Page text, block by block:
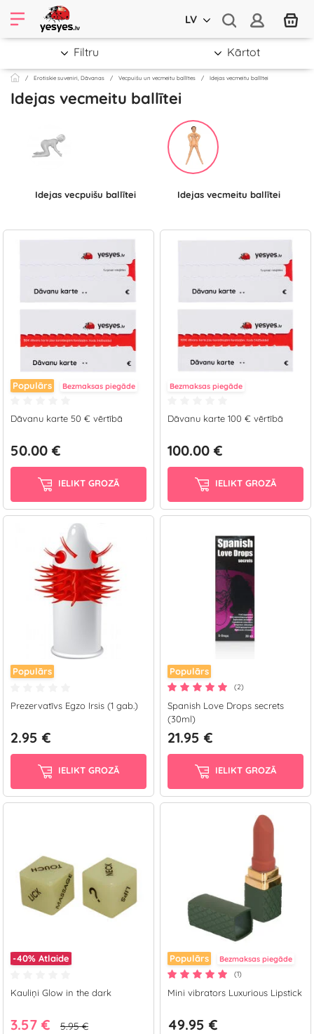
LV
Erotiskie suveniri, Dāvanas Vecpuišu un vecmeitu ballītes Idejas vecmeitu ballītei
Filtru Kārtot
Idejas vecmeitu ballītei
Idejas vecpuišu ballītei Idejas vecmeitu ballītei
Populārs Bezmaksas piegāde
Dāvanu karte 50 € vērtībā
50.00 €
IELIKT GROZĀ
Bezmaksas piegāde
Dāvanu karte 100 € vērtībā
100.00 €
IELIKT GROZĀ
Populārs
Prezervatīvs Egzo Irsis (1 gab.)
2.95 €
IELIKT GROZĀ
Populārs
(2)
Spanish Love Drops secrets
(30ml)
21.95 €
IELIKT GROZĀ
-40% Atlaide
Kauliņi Glow in the dark
3.57 € 5.95 €
Populārs Bezmaksas piegāde
(1)
Mini vibrators Luxurious Lipstick
49.95 €